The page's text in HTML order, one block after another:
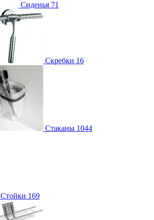
Сиденья 71
Скребки 16
Стаканы 1044
Стойки 169